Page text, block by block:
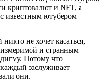
криптовалют и NFT, а
известным ютубером
не хочет касаться,
измеримой и странным
Потому что
заслуживает
они.